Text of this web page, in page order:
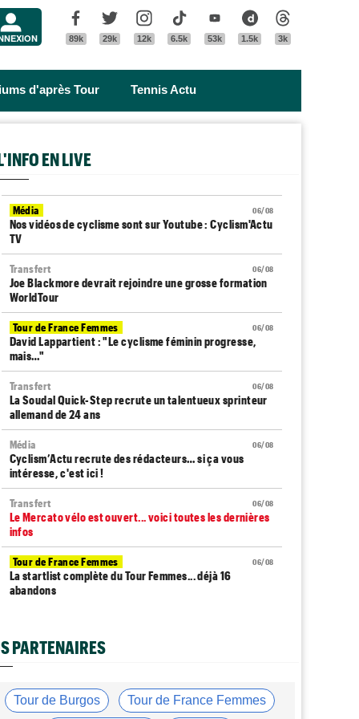
Facebook
89k
Twitter
29k
Instagram
12k
Tik Tok
6.5k
Youtube
53k
Dailymotion
1.5k 3k
d'après Tour Tennis Actu
EN LIVE
06/08
Média
Nos vidéos de cyclisme sont sur Youtube : Cyclism'Actu
TV
06/08
Transfert
Joe Blackmore devrait rejoindre une grosse formation
WorldTour
06/08
Tour de France Femmes
David Lappartient : "Le cyclisme féminin progresse,
mais…"
06/08
Transfert
La Soudal Quick-Step recrute un talentueux sprinteur
allemand de 24 ans
06/08
Média
Cyclism’Actu recrute des rédacteurs… si ça vous
intéresse, c'est ici !
06/08
Transfert
Le Mercato vélo est ouvert... voici toutes les dernières
infos
06/08
Tour de France Femmes
La startlist complète du Tour Femmes... déjà 16
abandons
profil…
La surprise Francisco Campos remporte la 1ère étape
PARTENAIRES
Tour de Burgos Tour de France Femmes